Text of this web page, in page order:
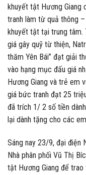
khuyết tật Hương
tranh làm từ quả thông
khuyết tật tại trung
giá gây quỹ từ thiện,
thăm Yên Bái” đạt giải
vào hạng mục đấu giá
Hương Giang và trẻ em
giá bức tranh đạt 25
đã trích 1/ 2 số tiền
lại dành tặng cho các
Sáng nay 23/9, đại điện
Nhà phân phối Vũ Thị
tật Hương Giang để